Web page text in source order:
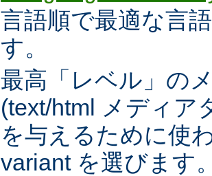
言語順で最適な言
す。
最高「レベル」の
(text/html メディア
を与えるために使
variant を選びます